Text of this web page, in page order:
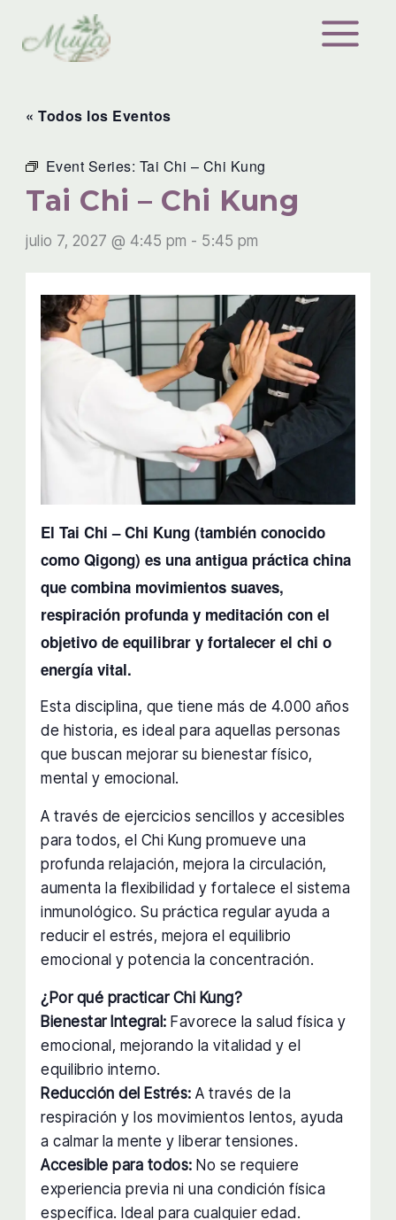
contenido
« Todos los Eventos
Event Series: Tai Chi – Chi Kung
Tai Chi – Chi Kung
julio 7, 2027 @ 4:45 pm - 5:45 pm
El Tai Chi – Chi Kung (también conocido
como Qigong) es una antigua práctica china
que combina movimientos suaves,
respiración profunda y meditación con el
objetivo de equilibrar y fortalecer el chi o
energía vital.
Esta disciplina, que tiene más de 4.000 años
de historia, es ideal para aquellas personas
que buscan mejorar su bienestar físico,
mental y emocional.
A través de ejercicios sencillos y accesibles
para todos, el Chi Kung promueve una
profunda relajación, mejora la circulación,
aumenta la flexibilidad y fortalece el sistema
inmunológico. Su práctica regular ayuda a
reducir el estrés, mejora el equilibrio
emocional y potencia la concentración.
¿Por qué practicar Chi Kung?
Bienestar Integral: Favorece la salud física y
emocional, mejorando la vitalidad y el
equilibrio interno.
Reducción del Estrés: A través de la
respiración y los movimientos lentos, ayuda
a calmar la mente y liberar tensiones.
Accesible para todos: No se requiere
experiencia previa ni una condición física
específica. Ideal para cualquier edad.